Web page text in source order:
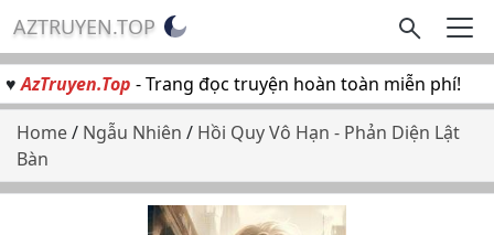
AZTRUYEN.TOP
♥AzTruyen.Top - Trang đọc truyện hoàn toàn miễn phí!
Home/ Ngẫu Nhiên / Hồi Quy Vô Hạn - Phản Diện Lật
Bàn